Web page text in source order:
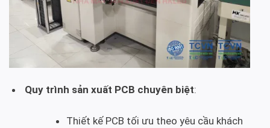
Quy trình sản xuất PCB chuyên biệt:
Thiết kế PCB tối ưu theo yêu cầu khách